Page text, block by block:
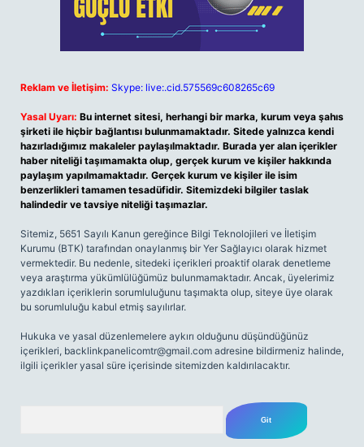
Reklam ve İletişim: Skype: live:.cid.575569c608265c69
Yasal Uyarı: Bu internet sitesi, herhangi bir marka, kurum veya şahıs
şirketi ile hiçbir bağlantısı bulunmamaktadır. Sitede yalnızca kendi
hazırladığımız makaleler paylaşılmaktadır. Burada yer alan içerikler
haber niteliği taşımamakta olup, gerçek kurum ve kişiler hakkında
paylaşım yapılmamaktadır. Gerçek kurum ve kişiler ile isim
benzerlikleri tamamen tesadüfidir. Sitemizdeki bilgiler taslak
halindedir ve tavsiye niteliği taşımazlar.
Sitemiz, 5651 Sayılı Kanun gereğince Bilgi Teknolojileri ve İletişim
Kurumu (BTK) tarafından onaylanmış bir Yer Sağlayıcı olarak hizmet
vermektedir. Bu nedenle, sitedeki içerikleri proaktif olarak denetleme
veya araştırma yükümlülüğümüz bulunmamaktadır. Ancak, üyelerimiz
yazdıkları içeriklerin sorumluluğunu taşımakta olup, siteye üye olarak
bu sorumluluğu kabul etmiş sayılırlar.
Hukuka ve yasal düzenlemelere aykırı olduğunu düşündüğünüz
içerikleri, backlinkpanelicomtr@gmail.com adresine bildirmeniz halinde,
ilgili içerikler yasal süre içerisinde sitemizden kaldırılacaktır.